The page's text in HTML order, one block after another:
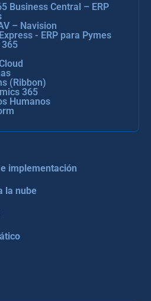
Business Central – ERP
– Navision
- ERP para Pymes
(Ribbon)
365
Humanos
implementación
la nube